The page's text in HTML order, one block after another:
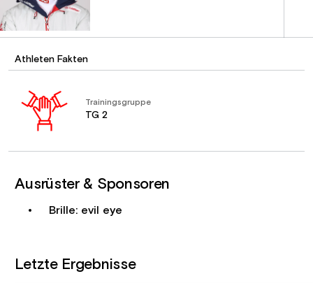
Athleten Fakten
Trainingsgruppe
TG 2
Ausrüster & Sponsoren
Brille: evil eye
Letzte Ergebnisse